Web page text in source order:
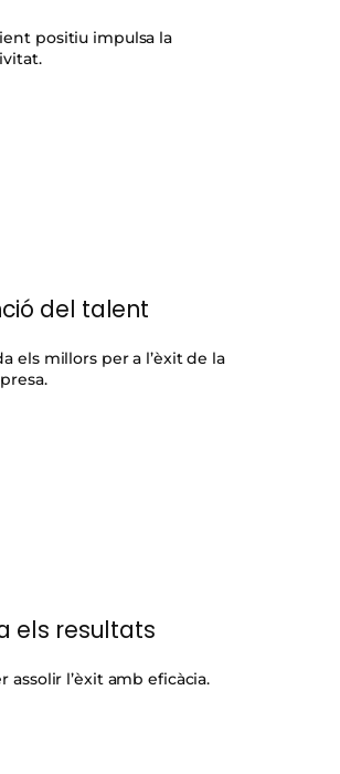
positiu impulsa la
del talent
els millors per a l’èxit de la
els resultats
assolir l’èxit amb eficàcia.